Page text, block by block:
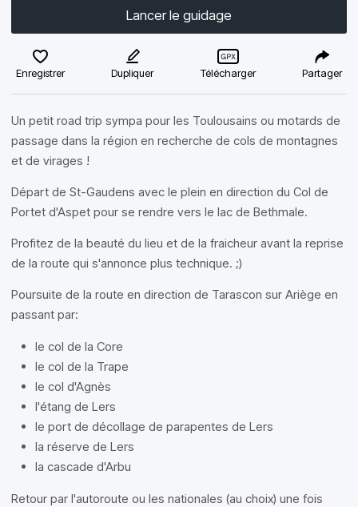
Lancer le guidage
Enregistrer Dupliquer Télécharger Partager
Un petit road trip sympa pour les Toulousains ou motards de
passage dans la région en recherche de cols de montagnes
et de virages !
Départ de St-Gaudens avec le plein en direction du Col de
Portet d'Aspet pour se rendre vers le lac de Bethmale.
Profitez de la beauté du lieu et de la fraicheur avant la reprise
de la route qui s'annonce plus technique. ;)
Poursuite de la route en direction de Tarascon sur Ariège en
passant par:
le col de la Core
le col de la Trape
le col d'Agnès
l'étang de Lers
le port de décollage de parapentes de Lers
la réserve de Lers
la cascade d'Arbu
Retour par l'autoroute ou les nationales (au choix) une fois